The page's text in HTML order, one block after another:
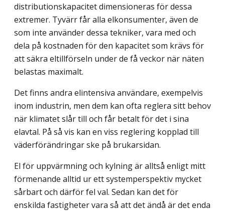
distributionskapacitet dimensioneras för dessa
extremer. Tyvärr får alla elkonsumenter, även de
som inte använder dessa tekniker, vara med och
dela på kostnaden för den kapacitet som krävs för
att säkra eltillförseln under de få veckor när näten
belastas maximalt.
Det finns andra elintensiva användare, exempelvis
inom industrin, men dem kan ofta reglera sitt behov
när klimatet slår till och får betalt för det i sina
elavtal. På så vis kan en viss reglering kopplad till
väderförändringar ske på brukarsidan.
El för uppvärmning och kylning är alltså enligt mitt
förmenande alltid ur ett systemperspektiv mycket
sårbart och därför fel val. Sedan kan det för
enskilda fastigheter vara så att det ändå är det enda